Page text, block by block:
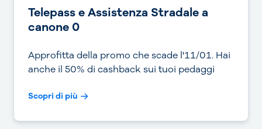
Telepass e Assistenza Stradale a
canone 0
Approfitta della promo che scade l'11/01. Hai
anche il 50% di cashback sui tuoi pedaggi
Scopri di più